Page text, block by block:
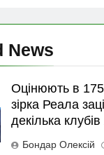
News
Оцінюють в
зірка Реала
декілька
Бондар Олексій